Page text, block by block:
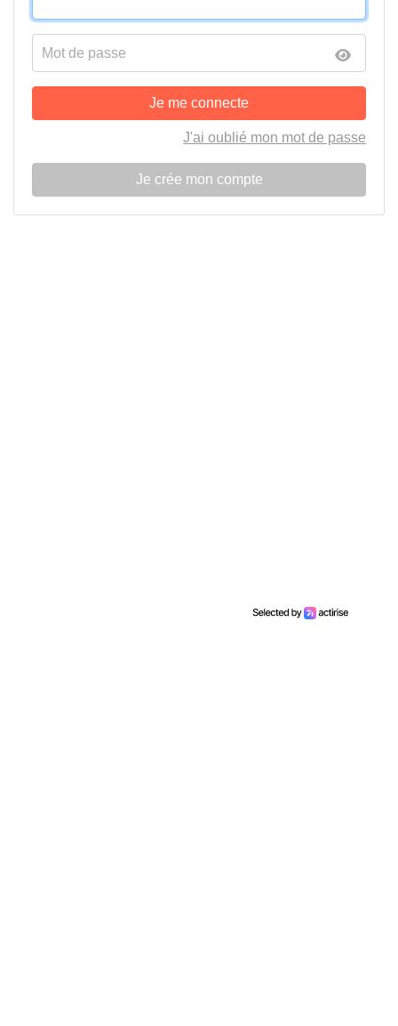
Mot de passe
Je me connecte
J'ai oublié mon mot de passe
Je crée mon compte